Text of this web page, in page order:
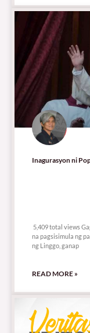
Inagurasyon ni
5,409 total views
na pagsisimula ng
ng Linggo, ganap
READ MORE »